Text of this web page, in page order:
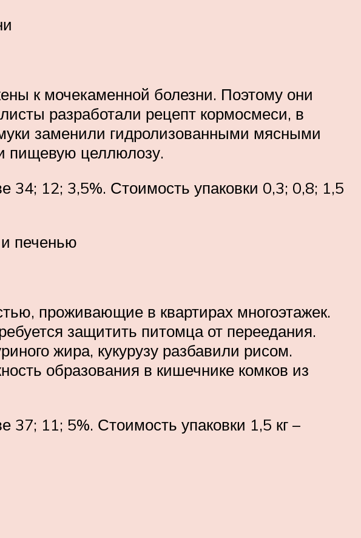
к мочекаменной болезни. Поэтому они
разработали рецепт кормосмеси, в
заменили гидролизованными мясными
пищевую целлюлозу.
34; 12; 3,5%. Стоимость упаковки 0,3; 0,8; 1,5
печенью
проживающие в квартирах многоэтажек.
защитить питомца от переедания.
жира, кукурузу разбавили рисом.
образования в кишечнике комков из
37; 11; 5%. Стоимость упаковки 1,5 кг –